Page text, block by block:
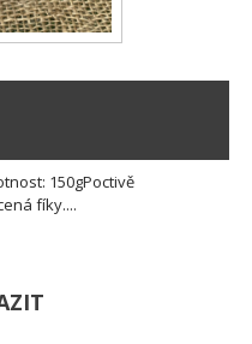
150gPoctivě
fíky....